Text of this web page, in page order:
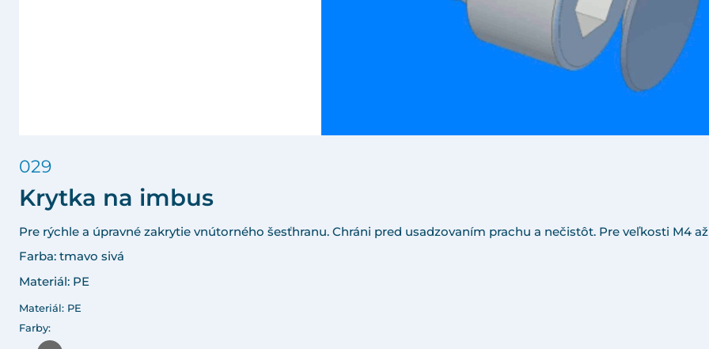
029
Krytka na imbus
Pre rýchle a úpravné zakrytie vnútorného šesťhranu. Chráni pred usadzovaním prachu a nečistôt. Pre veľkosti M4 až
Farba: tmavo sivá
Materiál: PE
Materiál: PE
Farby: